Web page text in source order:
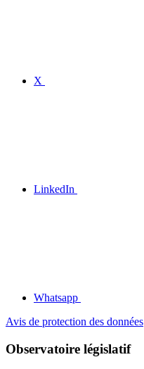
X
LinkedIn
Whatsapp
Avis de protection des données
Observatoire législatif